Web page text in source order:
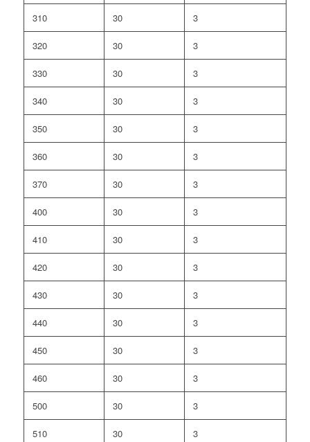
310 30 3
320 30 3
330 30 3
340 30 3
350 30 3
360 30 3
370 30 3
400 30 3
410 30 3
420 30 3
430 30 3
440 30 3
450 30 3
460 30 3
500 30 3
510 30 3